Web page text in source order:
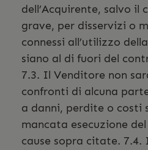
dell’Acquirente, salvo il
grave, per disservizi o
connessi all’utilizzo
siano al di fuori del
7.3. Il Venditore non
confronti di alcuna
a danni, perdite o costi
mancata esecuzione
cause sopra citate. 7.4.